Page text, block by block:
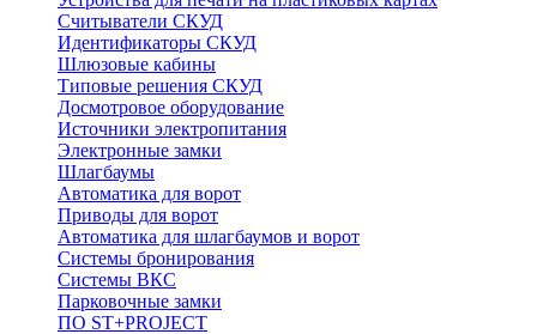
Считыватели СКУД
Идентификаторы СКУД
Шлюзовые кабины
Типовые решения СКУД
Досмотровое оборудование
Источники электропитания
Электронные замки
Шлагбаумы
Автоматика для ворот
Приводы для ворот
Автоматика для шлагбаумов и ворот
Системы бронирования
Системы ВКС
Парковочные замки
ПО ST+PROJECT